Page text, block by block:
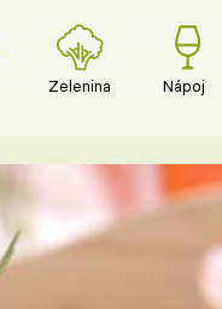
Zelenina Nápoje